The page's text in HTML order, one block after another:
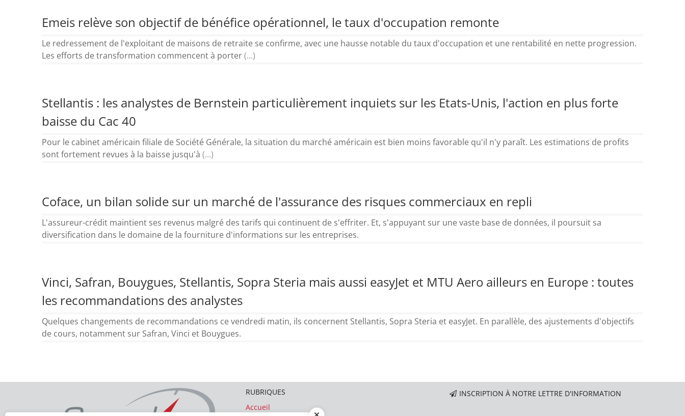
Emeis relève son objectif de bénéfice opérationnel, le taux d'occupation remonte
Le redressement de l'exploitant de maisons de retraite se confirme, avec une hausse notable du taux d'occupation et une rentabilité en nette progression.
Les efforts de transformation commencent à porter(...)
Stellantis : les analystes de Bernstein particulièrement inquiets sur les Etats-Unis, l'action en plus forte
baisse du Cac 40
Pour le cabinet américain filiale de Société Générale, la situation du marché américain est bien moins favorable qu'il n'y paraît. Les estimations de profits
sont fortement revues à la baisse jusqu'à (...)
Coface, un bilan solide sur un marché de l'assurance des risques commerciaux en repli
L'assureur-crédit maintient ses revenus malgré des tarifs qui continuent de s'effriter. Et, s'appuyant sur une vaste base de données, il poursuit sa
diversification dans le domaine de la fourniture d'informations sur les entreprises.
Vinci, Safran, Bouygues, Stellantis, Sopra Steria mais aussi easyJet et MTU Aero ailleurs en Europe : toutes
les recommandations des analystes
Quelques changements de recommandations ce vendredi matin, ils concernent Stellantis, Sopra Steria et easyJet. En parallèle, des ajustements d'objectifs
de cours, notamment sur Safran, Vinci et Bouygues.
RUBRIQUES
Accueil
INSCRIPTION À NOTRE LETTRE D'INFORMATION